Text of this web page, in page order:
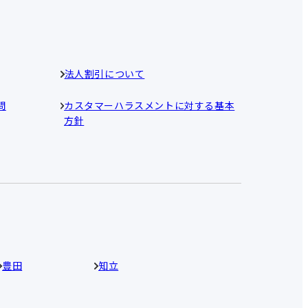
法人割引について
カスタマーハラスメントに対する基本
方針
豊田 知立